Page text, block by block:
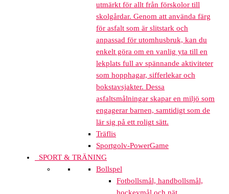
utmärkt för allt från förskolor till
skolgårdar. Genom att använda färg
för asfalt som är slitstark och
anpassad för utomhusbruk, kan du
enkelt göra om en vanlig yta till en
lekplats full av spännande aktiviteter
som hopphagar, sifferlekar och
bokstavsjakter. Dessa
asfaltsmålningar skapar en miljö som
engagerar barnen, samtidigt som de
lär sig på ett roligt sätt.
Träflis
Sportgolv-PowerGame
SPORT & TRÄNING
Bollspel
Fotbollsmål, handbollsmål,